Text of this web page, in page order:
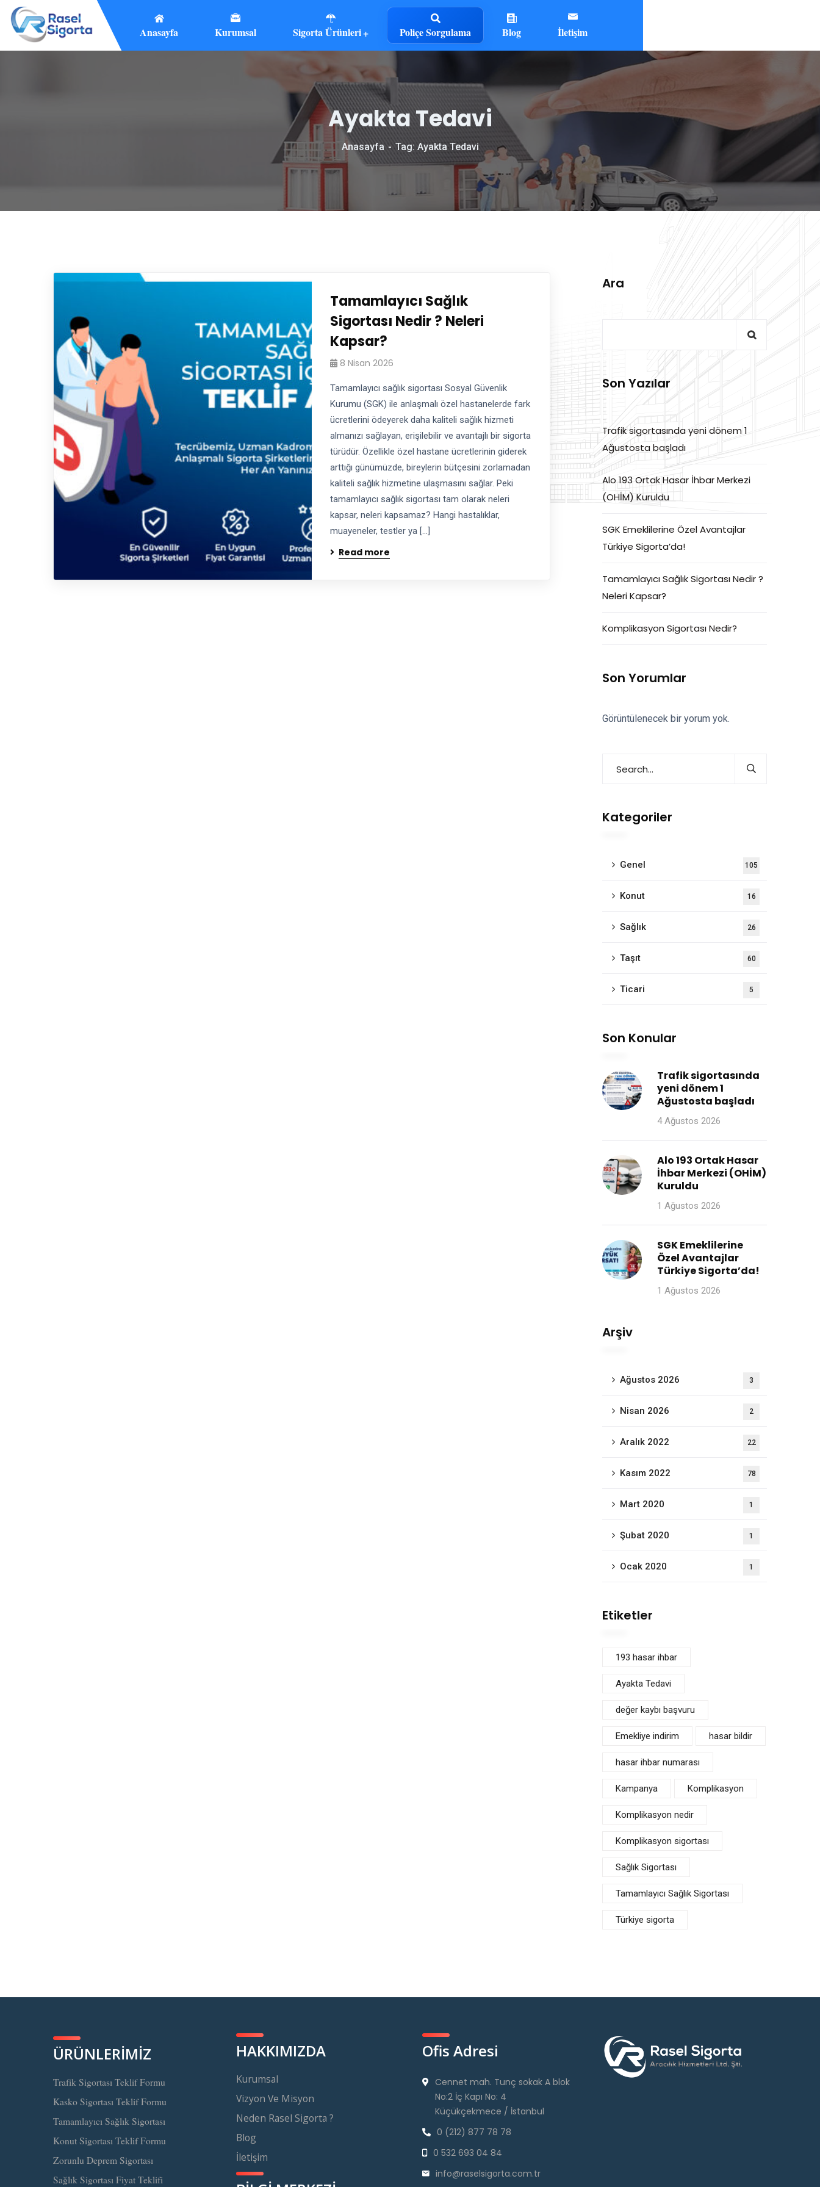
Anasayfa Kurumsal Sigorta Ürünleri Poliçe Sorgulama Blog İletişim
Ayakta Tedavi
Anasayfa Tag: Ayakta Tedavi
Tamamlayıcı Sağlık
Sigortası Nedir ? Neleri
Kapsar?
8 Nisan 2026
Tamamlayıcı sağlık sigortası Sosyal Güvenlik
Kurumu (SGK) ile anlaşmalı özel hastanelerde fark
ücretlerini ödeyerek daha kaliteli sağlık hizmeti
almanızı sağlayan, erişilebilir ve avantajlı bir sigorta
türüdür. Özellikle özel hastane ücretlerinin giderek
arttığı günümüzde, bireylerin bütçesini zorlamadan
kaliteli sağlık hizmetine ulaşmasını sağlar. Peki
tamamlayıcı sağlık sigortası tam olarak neleri
kapsar, neleri kapsamaz? Hangi hastalıklar,
muayeneler, testler ya […]
Read more
Ara
Son Yazılar
Trafik sigortasında yeni dönem 1
Ağustosta başladı
Alo 193 Ortak Hasar İhbar Merkezi
(OHİM) Kuruldu
SGK Emeklilerine Özel Avantajlar
Türkiye Sigorta’da!
Tamamlayıcı Sağlık Sigortası Nedir ?
Neleri Kapsar?
Komplikasyon Sigortası Nedir?
Son Yorumlar
Görüntülenecek bir yorum yok.
Kategoriler
Genel 105
Konut 16
Sağlık 26
Taşıt 60
Ticari 5
Son Konular
Trafik sigortasında
yeni dönem 1
Ağustosta başladı
4 Ağustos 2026
Alo 193 Ortak Hasar
İhbar Merkezi (OHİM)
Kuruldu
1 Ağustos 2026
SGK Emeklilerine
Özel Avantajlar
Türkiye Sigorta’da!
1 Ağustos 2026
Arşiv
Ağustos 2026 3
Nisan 2026 2
Aralık 2022 22
Kasım 2022 78
Mart 2020 1
Şubat 2020 1
Ocak 2020 1
Etiketler
193 hasar ihbar
Ayakta Tedavi
değer kaybı başvuru
Emekliye indirim hasar bildir
hasar ihbar numarası
Kampanya Komplikasyon
Komplikasyon nedir
Komplikasyon sigortası
Sağlık Sigortası
Tamamlayıcı Sağlık Sigortası
Türkiye sigorta
ÜRÜNLERİMİZ
Trafik Sigortası Teklif Formu
Kasko Sigortası Teklif Formu
Tamamlayıcı Sağlık Sigortası
Konut Sigortası Teklif Formu
Zorunlu Deprem Sigortası
Sağlık Sigortası Fiyat Teklifi
HAKKIMIZDA
Kurumsal
Vizyon Ve Misyon
Neden Rasel Sigorta ?
Blog
İletişim
Ofis Adresi
Cennet mah. Tunç sokak A blok
No:2 İç Kapı No: 4
Küçükçekmece / İstanbul
0 (212) 877 78 78
0 532 693 04 84
info@raselsigorta.com.tr